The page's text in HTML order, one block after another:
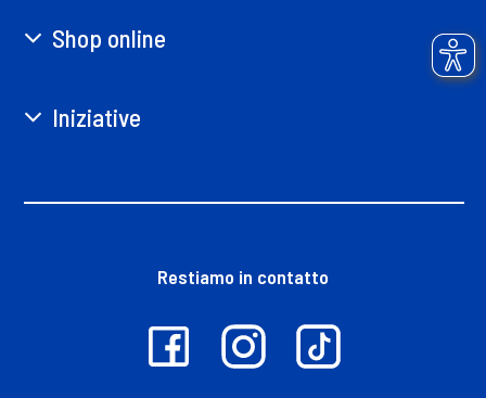
Shop online
Iniziative
Restiamo in contatto